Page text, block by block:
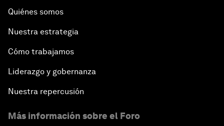
Quiénes somos
Nuestra estrategia
Cómo trabajamos
Liderazgo y gobernanza
Nuestra repercusión
Más información sobre el Foro